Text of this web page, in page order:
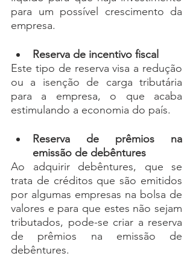
para um possível crescimento da
empresa.
Reserva de incentivo fiscal
Este tipo de reserva visa a redução
ou a isenção de carga tributária
para a empresa, o que acaba
estimulando a economia do país.
Reserva de prêmios na
emissão de debêntures
Ao adquirir debêntures, que se
trata de créditos que são emitidos
por algumas empresas na bolsa de
valores e para que estes não sejam
tributados, pode-se criar a reserva
de prêmios na emissão de
debêntures.